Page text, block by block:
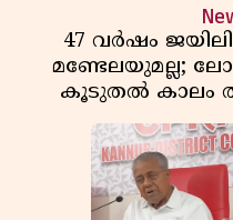
47 വർഷം
മണ്ടേലയുമല്ല;
കൂടുതൽ കാലം
രാഷ്ട്രീയ
ഇന്ത്യൻ